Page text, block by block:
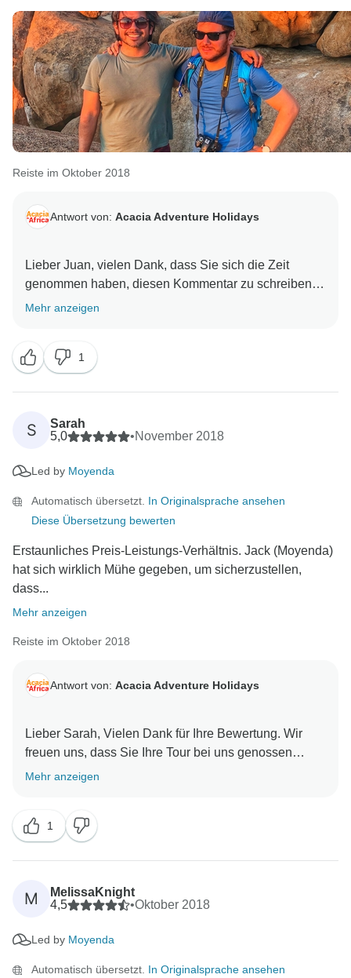
Reiste im Oktober 2018
Antwort von: Acacia Adventure Holidays
Lieber Juan, vielen Dank, dass Sie sich die Zeit
genommen haben, diesen Kommentar zu schreiben.
Wir werden Ihre Ergänzungen sicher an Pete und
Mehr anzeigen
1
S
Sarah
5,0
•November 2018
Led by Moyenda
Automatisch übersetzt. In Originalsprache ansehen
Diese Übersetzung bewerten
Erstaunliches Preis-Leistungs-Verhältnis. Jack (Moyenda)
hat sich wirklich Mühe gegeben, um sicherzustellen,
dass...
Mehr anzeigen
Reiste im Oktober 2018
Antwort von: Acacia Adventure Holidays
Lieber Sarah, Vielen Dank für Ihre Bewertung. Wir
freuen uns, dass Sie Ihre Tour bei uns genossen
haben. Moyenda wird sich freuen, dies zu hören und
Mehr anzeigen
1
M
MelissaKnight
4,5
•Oktober 2018
Led by Moyenda
Automatisch übersetzt. In Originalsprache ansehen